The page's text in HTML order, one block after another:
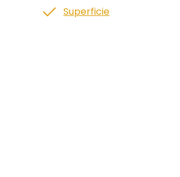
Superficie